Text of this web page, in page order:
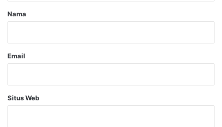
rNama
Email
Situs Web